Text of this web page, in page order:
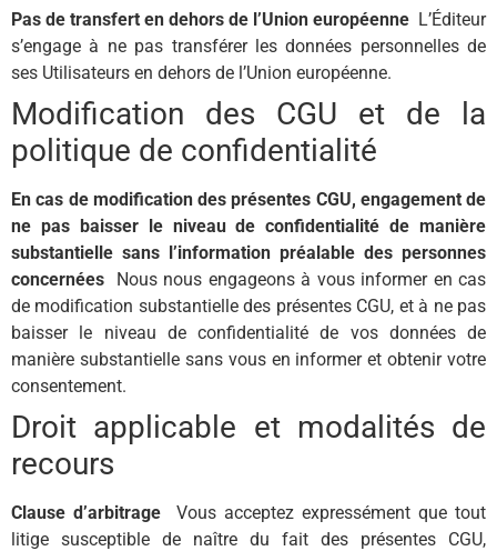
Pas de transfert en dehors de l’Union européenne L’Éditeur
s’engage à ne pas transférer les données personnelles de
ses Utilisateurs en dehors de l’Union européenne.
Modification des CGU et de la
politique de confidentialité
En cas de modification des présentes CGU, engagement de
ne pas baisser le niveau de confidentialité de manière
substantielle sans l’information préalable des personnes
concernées
Nous nous engageons à vous informer en cas
de modification substantielle des présentes CGU, et à ne pas
baisser le niveau de confidentialité de vos données de
manière substantielle sans vous en informer et obtenir votre
consentement.
Droit applicable et modalités de
recours
Clause d’arbitrage
Vous acceptez expressément que tout
litige susceptible de naître du fait des présentes CGU,